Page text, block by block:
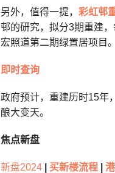
另外，值得一提， 彩虹邨
邨的研究，拟分3期重建
宏照道第二期绿置居项目。
即时查询
政府预计，重建历时15年
酿大变天。
焦点新盘
新盘2024 买新楼流程